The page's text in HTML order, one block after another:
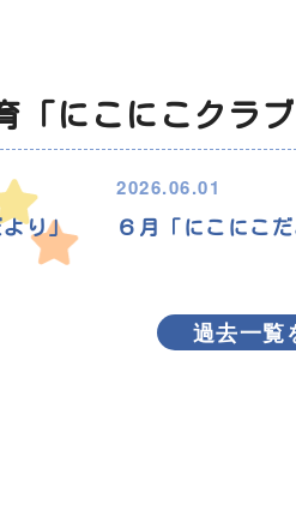
「にこにこクラ
り」
2026.06.01
６月「にこにこ
過去一覧